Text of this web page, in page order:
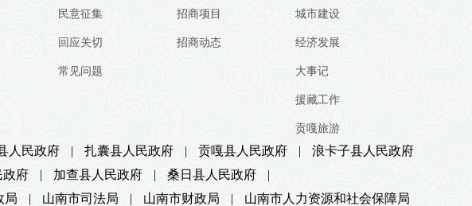
民意征集
回应关切
常见问题
招商项目
招商动态
城市建设
经济发展
大事记
援藏工作
贡嘎旅游
人民政府 | 扎囊县人民政府 | 贡嘎县人民政府 |
浪卡子县人民政府
政府 | 加查县人民政府 | 桑日县人民政府
|
局 | 山南市司法局 | 山南市财政局 |
山南市人力资源和社会保障局